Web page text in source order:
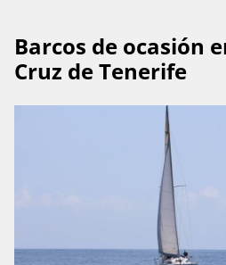
Barcos de ocasión
Cruz de Tenerife